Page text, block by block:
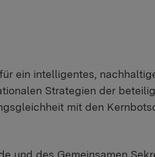
ein intelligentes,
Strategien der
mit den
und des Gemeinsamen